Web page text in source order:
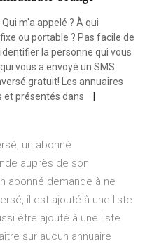
m'a appelé ? À qui
ou portable ? Pas facile de
la personne qui vous
vous a envoyé un SMS
gratuit! Les annuaires
et présentés dans
un abonné
auprès de son
abonné demande à ne
il est ajouté à une liste
être ajouté à une liste
sur aucun annuaire